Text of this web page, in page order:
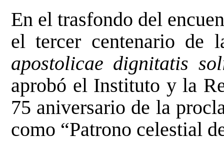
En el trasfondo del
el tercer centenario
apostolicae dignitatis
aprobó el Instituto y la
75 aniversario de la
como “Patrono celestial